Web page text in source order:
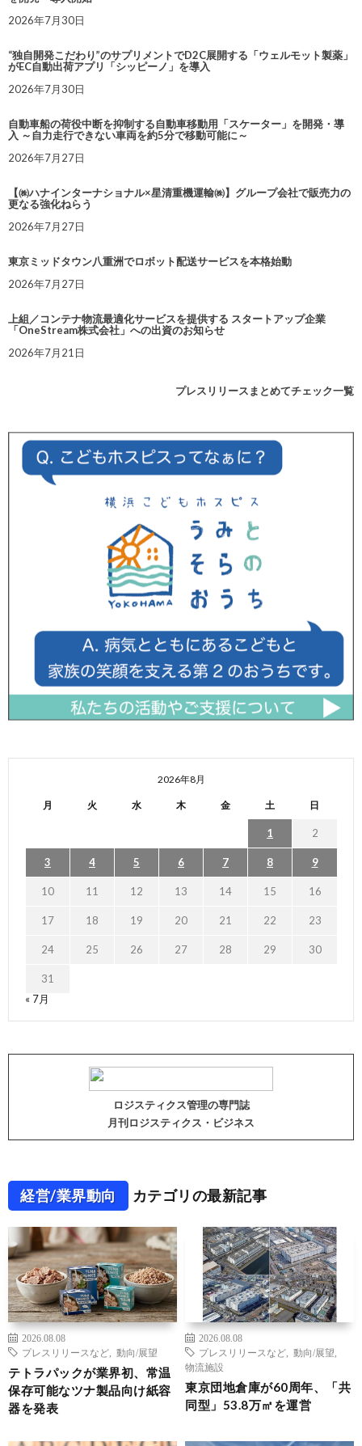
2026年7月30日
“独自開発こだわり”のサプリメントでD2C展開する「ウェルモット製薬」
がEC自動出荷アプリ「シッピーノ」を導入
2026年7月30日
自動車船の荷役中断を抑制する自動車移動用「スケーター」を開発・導
入 ～自力走行できない車両を約5分で移動可能に～
2026年7月27日
【㈱ハナインターナショナル×星清重機運輸㈱】グループ会社で販売力の
更なる強化ねらう
2026年7月27日
東京ミッドタウン八重洲でロボット配送サービスを本格始動
2026年7月27日
上組／コンテナ物流最適化サービスを提供する スタートアップ企業
「OneStream株式会社」への出資のお知らせ
2026年7月21日
プレスリリースまとめてチェック一覧
2026年8月
月 火 水 木 金 土 日
1 2
3 4 5 6 7 8 9
10 11 12 13 14 15 16
17 18 19 20 21 22 23
24 25 26 27 28 29 30
31
« 7月
ロジスティクス管理の専門誌
月刊ロジスティクス・ビジネス
経営/業界動向 カテゴリの最新記事
2026.08.08
プレスリリースなど
動向/展望
テトラパックが業界初、常温
保存可能なツナ製品向け紙容
器を発表
2026.08.08
プレスリリースなど
動向/展望
物流施設
東京団地倉庫が60周年、「共
同型」53.8万㎡を運営